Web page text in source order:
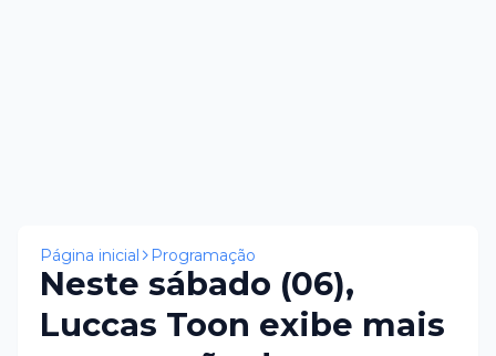
Página inicial Programação
Neste sábado (06),
Luccas Toon exibe mais